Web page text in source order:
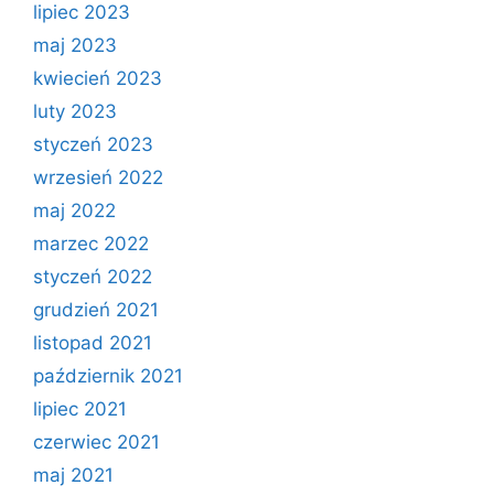
lipiec 2023
maj 2023
kwiecień 2023
luty 2023
styczeń 2023
wrzesień 2022
maj 2022
marzec 2022
styczeń 2022
grudzień 2021
listopad 2021
październik 2021
lipiec 2021
czerwiec 2021
maj 2021